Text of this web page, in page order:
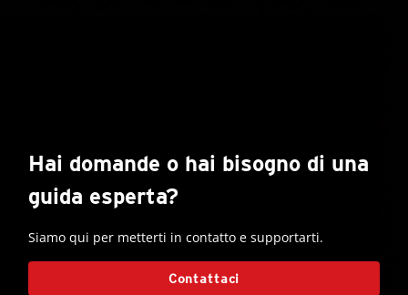
Hai domande o hai bisogno di una
guida esperta?
Siamo qui per metterti in contatto e supportarti.
Contattaci